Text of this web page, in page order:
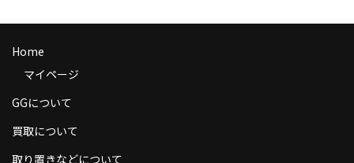
お支払い方法
返品
Home
マイページ
GGについて
買取について
取り置きなどについて